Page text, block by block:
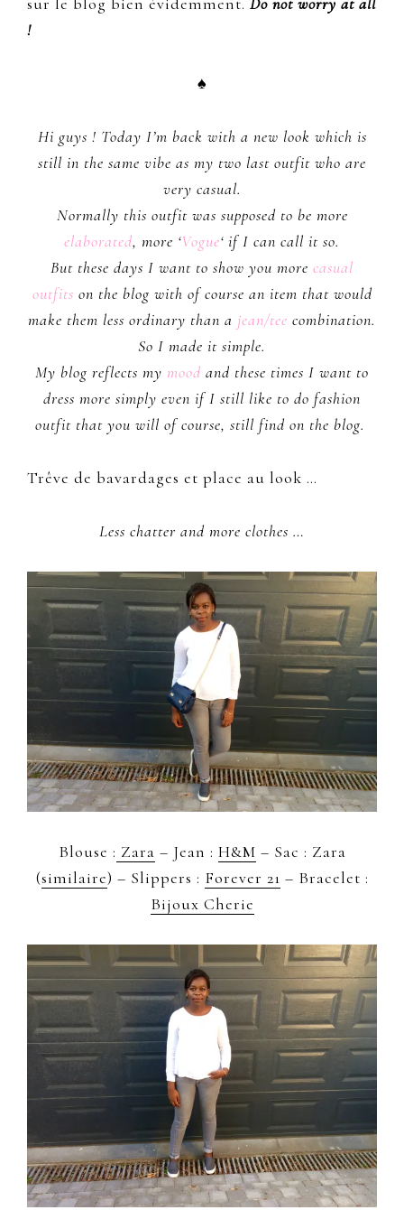
sur le blog bien évidemment. Do not worry at all
!
♠
Hi guys ! Today I’m back with a new look which is
still in the same vibe as my two last outfit who are
very casual.
Normally this outfit was supposed to be more
elaborated, more ‘Vogue‘ if I can call it so.
But these days I want to show you more casual
outfits on the blog with of course an item that would
make them less ordinary than a jean/tee combination.
So I made it simple.
My blog reflects my mood and these times I want to
dress more simply even if I still like to do fashion
outfit that you will of course, still find on the blog.
Trêve de bavardages et place au look …
Less chatter and more clothes …
Blouse : Zara – Jean : H&M – Sac : Zara
(similaire) – Slippers : Forever 21 – Bracelet :
Bijoux Cherie